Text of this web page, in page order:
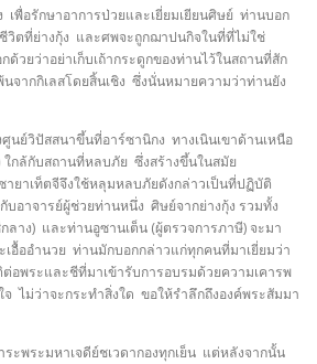
เพื่อรักษาอาการป่วยและเยี่ยมเยียนศิษย์ ท่านบอก
วิตที่ย่างกุ้ง และศพจะถูกฌาปนกิจในที่ที่ไม่ใช่
วยว่าอย่าเก็บเถ้ากระดูกของท่านไว้ในสถานที่สัก
จากกิเลสโดยสิ้นเชิง ซึ่งนั่นหมายความว่าท่านยัง
นย์วิปัสสนาขึ้นที่อาร์ซานิกง ทางเนินเขาด้านเหนือ
ใกล้กับสถานที่หลบภัย ซึ่งสร้างขึ้นในสมัย
ยาเท็ตจีจึงใช้หลุมหลบภัยดังกล่าวเป็นที่ปฏิบัติ
อาจารย์ผู้ช่วยท่านหนึ่ง ศิษย์จากย่างกุ้ง รวมทั้ง
าง) และท่านอูซานเต็น (ผู้ตรวจการภาษี) จะมา
เอื้ออำนวย ท่านมักบอกกล่าวแก่ทุกคนที่มาเยี่ยมว่า
อพระและชีที่มาเข้ารับการอบรมด้วยความเคารพ
ไม่ว่าจะกระทำสิ่งใด ขอให้รำลึกถึงองค์พระสัมมา
ะพระมหาเจดีย์ชเวดากองทุกเย็น แต่หลังจากนั้น